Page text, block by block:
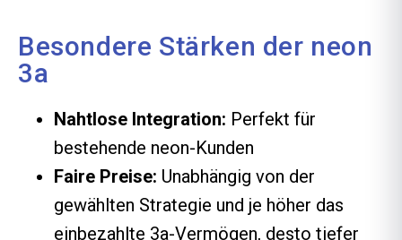
Besondere Stärken der neon
3a
Nahtlose Integration: Perfekt für
bestehende neon-Kunden
Faire Preise: Unabhängig von der
gewählten Strategie und je höher das
einbezahlte 3a-Vermögen, desto tiefer